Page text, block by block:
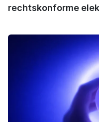
rechtskonforme